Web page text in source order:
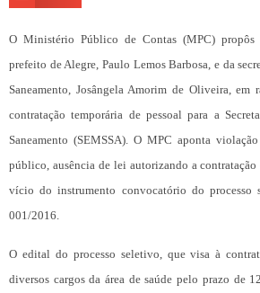
O Ministério Público de Contas (MPC) propôs
prefeito de Alegre, Paulo Lemos Barbosa, e da
Saneamento, Josângela Amorim de Oliveira, em
contratação temporária de pessoal para a
Saneamento (SEMSSA). O MPC aponta
público, ausência de lei autorizando a
vício do instrumento convocatório do processo
001/2016.
O edital do processo seletivo, que visa à
diversos cargos da área de saúde pelo prazo de